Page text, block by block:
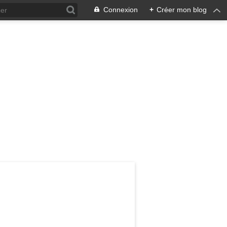
Connexion + Créer mon blog